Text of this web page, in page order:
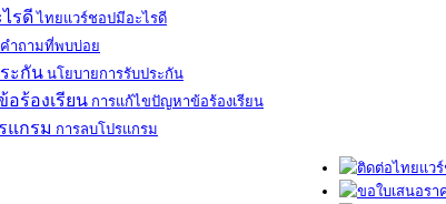
ไทยแวร์ชอปมีอะไรดี
คำถามที่พบบ่อย
นโยบายการรับประกัน
การแก้ไขปัญหาข้อร้องเรียน
การลบโปรแกรม